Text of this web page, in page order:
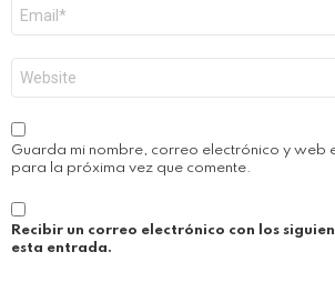
electrónico
*
Guarda mi nombre, correo electrónico y web
para la próxima vez que comente.
Recibir un correo electrónico con los
esta entrada.